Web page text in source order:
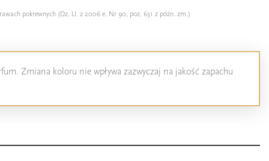
pokrewnych (Dz. U. z 2006 e. Nr 90, poz. 631 z późn. zm.)
Zmiana koloru nie wpływa zazwyczaj na jakość zapachu